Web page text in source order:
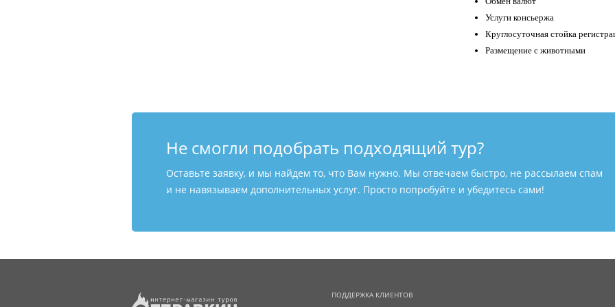
Услуги консьержа
Круглосуточная стойка
Размещение с животными
Не смогли подобрать подходящий тур?
Оставьте заявку, и мы найдем то, что Вам нужно. Мы отвечаем быстро, не рассылаем спам
и не навязываем дополнительных услуг. Просто попробуйте и убедитесь сами!
ПОДДЕРЖКА КЛИЕНТОВ